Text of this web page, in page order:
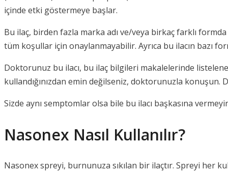
içinde etki göstermeye başlar.
Bu ilaç, birden fazla marka adı ve/veya birkaç farklı
tüm koşullar için onaylanmayabilir. Ayrıca bu ilacın bazı
Doktorunuz bu ilacı, bu ilaç bilgileri makalelerinde
kullandığınızdan emin değilseniz, doktorunuzla konuşun.
Sizde aynı semptomlar olsa bile bu ilacı başkasına
Nasonex Nasıl Kullanılır?
Nasonex spreyi, burnunuza sıkılan bir ilaçtır. Spreyi her